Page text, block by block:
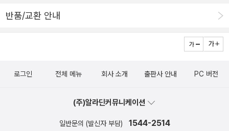
다. 서구 사회에서는 이미 에이즈를 만성 질환으로 인식하고, 잘 관리
시켰으나, 여전히 우리 사회는 에이즈는 치명적인 질환으로 각인되어
에 이환된 환자들의 인권과 생존권은 제대로 지켜지지 못하고 있다.
이러스에 노출된 경우 오히려 꽁꽁 숨어 자신의 상태를 숨기는 기제
까지 작동하고 있다. 결핵은 에이즈보다 훨씬 발생 빈도도 높고, 치사
반품/교환 안내
로그인 전체 메뉴 회사 소개 출판사 안내 PC 버전
(주)알라딘커뮤니케이션
일반문의 (발신자 부담) 1544-2514